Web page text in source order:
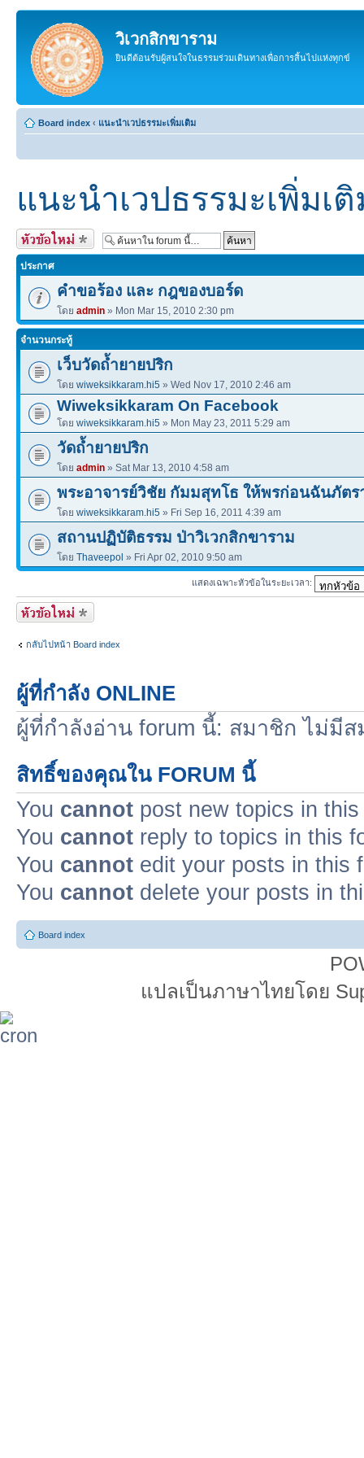
วิเวกสิกขาราม
ยินดีต้อนรับผู้สนใจในธรรมร่วมเดินทางเพื่อการสิ้นไปแห่งทุกข์
Board index ‹ แนะนำเวปธรรมะเพิ่มเติม
แนะนำเวปธรรมะเพิ่มเ
สร้างหัวข้อใหม่
ประกาศ
คำขอร้อง และ กฎของบอร์ด
โดย admin » Mon Mar 15, 2010 2:30 pm
จำนวนกระทู้
เว็บวัดถ้ำยายปริก
โดย wiweksikkaram.hi5 » Wed Nov 17, 2010 2:46 am
Wiweksikkaram On Facebook
โดย wiweksikkaram.hi5 » Mon May 23, 2011 5:29 am
วัดถ้ำยายปริก
โดย admin » Sat Mar 13, 2010 4:58 am
พระอาจารย์วิชัย กัมมสุทโธ ให้พรก่อนฉันภัตร
โดย wiweksikkaram.hi5 » Fri Sep 16, 2011 4:39 am
สถานปฏิบัติธรรม ป่าวิเวกสิกขาราม
โดย Thaveepol » Fri Apr 02, 2010 9:50 am
แสดงเฉพาะหัวข้อในระยะเวลา:
สร้างหัวข้อใหม่
กลับไปหน้า Board index
ผู้ที่กำลัง ONLINE
ผู้ที่กำลังอ่าน forum นี้: สมาชิก ไม่มี
สิทธิ์ของคุณใน FORUM นี้
You cannot post new topics in
You cannot reply to topics in this
You cannot edit your posts in this
You cannot delete your posts in
Board index
แปลเป็นภาษาไทยโดย